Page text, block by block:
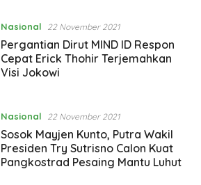
Nasional 22 November 2021
Pergantian Dirut MIND ID Respon
Cepat Erick Thohir Terjemahkan
Visi Jokowi
Nasional 22 November 2021
Sosok Mayjen Kunto, Putra Wakil
Presiden Try Sutrisno Calon Kuat
Pangkostrad Pesaing Mantu Luhut